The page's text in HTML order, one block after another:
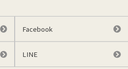
Facebook
LINE